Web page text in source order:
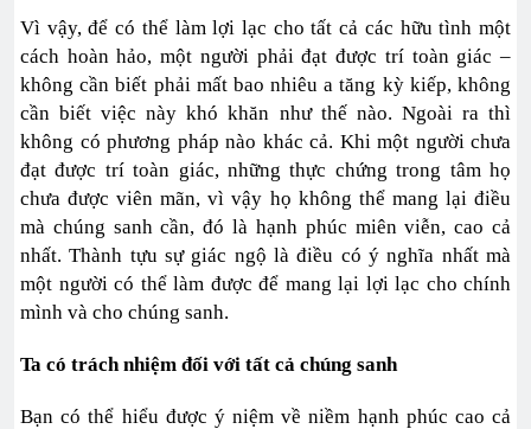
Vì vậy, để có thể làm lợi lạc cho tất cả các hữu tình một
cách hoàn hảo, một người phải đạt được trí toàn giác –
không cần biết phải mất bao nhiêu a tăng kỳ kiếp, không
cần biết việc này khó khăn như thế nào. Ngoài ra thì
không có phương pháp nào khác cả. Khi một người chưa
đạt được trí toàn giác, những thực chứng trong tâm họ
chưa được viên mãn, vì vậy họ không thể mang lại điều
mà chúng sanh cần, đó là hạnh phúc miên viễn, cao cả
nhất. Thành tựu sự giác ngộ là điều có ý nghĩa nhất mà
một người có thể làm được để mang lại lợi lạc cho chính
mình và cho chúng sanh.
Ta có trách nhiệm đối với tất cả chúng sanh
Bạn có thể hiểu được ý niệm về niềm hạnh phúc cao cả